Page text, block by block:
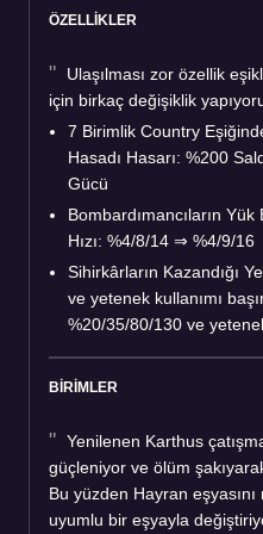
ÖZELLİKLER
Ulaşılması zor özellik
için birkaç değişiklik
7 Birimlik Country
Hasadı Hasarı: %200
Gücü
Bombardımancıların Yük
Hızı: %4/8/14 ⇒ %4/9/16
Sihirkârların Kazandığı
ve yetenek kullanımı
%20/35/80/130 ve
BİRİMLER
Yenilenen Karthus
güçleniyor ve ölüm
Bu yüzden Hayran
uyumlu bir eşyayla